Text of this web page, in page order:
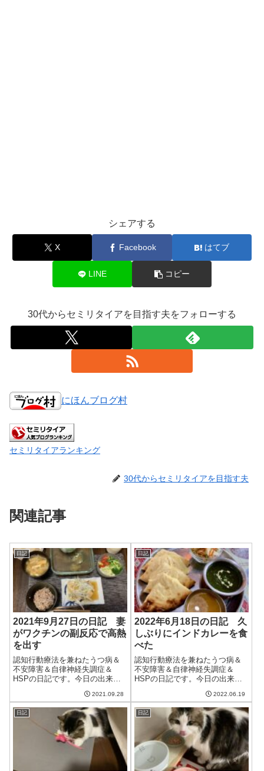
シェアする
X Facebook はてブ
LINE コピー
30代からセミリタイアを目指す夫をフォローする
にほんブログ村
セミリタイアランキング
30代からセミリタイアを目指す夫
関連記事
日記
2021年9月27日の日記 妻
がワクチンの副反応で高熱
を出す
認知行動療法を兼ねたうつ病＆
不安障害＆自律神経失調症＆
HSPの日記です。今日の出来事
すい気候ではあるけど、いまい
ちすっきりしない。台風は金曜
くらいに来るらしい。今回こそ
本格的な台風だろうか。昨日2回
目の新型コロナ...
2021.09.28
日記
2022年6月18日の日記 久
しぶりにインドカレーを食
べた
認知行動療法を兼ねたうつ病＆
不安障害＆自律神経失調症＆
HSPの日記です。今日の出来事
に起きてしまい、そのまま眠れ
なくなって起床。相変わらずよ
く眠れない日々が続いている。
おかげで調子もいまいちのよう
な。やはり睡眠...
2022.06.19
日記 日記